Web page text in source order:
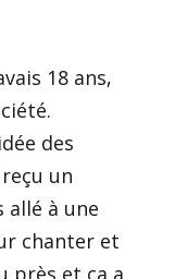
18 ans,
des
un
allé à une
chanter et